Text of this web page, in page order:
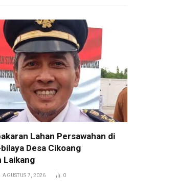
Lahan Persawahan di
Desa Cikoang
Laikang
AGUSTUS 7, 2026 0